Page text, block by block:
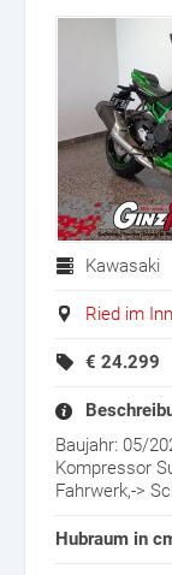
Kawasaki
Ried im
€ 24.299
Baujahr: 05/
Kompressor
Fahrwerk,->
Hubraum in